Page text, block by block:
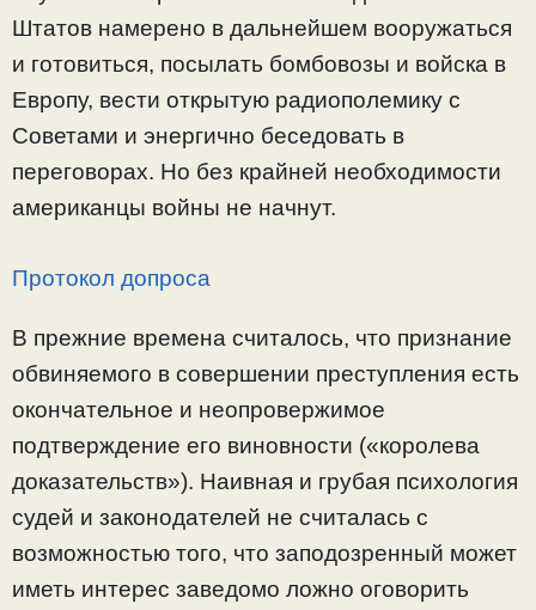
Штатов намерено в дальнейшем вооружаться
и готовиться, посылать бомбовозы и войска в
Европу, вести открытую радиополемику с
Советами и энергично беседовать в
переговорах. Но без крайней необходимости
американцы войны не начнут.
Протокол допроса
В прежние времена считалось, что признание
обвиняемого в совершении преступления есть
окончательное и неопровержимое
подтверждение его виновности («королева
доказательств»). Наивная и грубая психология
судей и законодателей не считалась с
возможностью того, что заподозренный может
иметь интерес заведомо ложно оговорить